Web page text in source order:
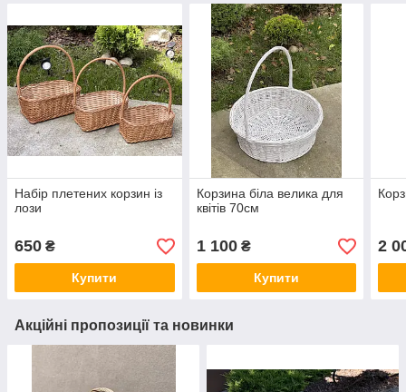
Набір плетених корзин із
лози
650 ₴
Купити
Корзина біла велика для
квітів 70см
1 100₴
Купити
2
Акційні пропозиції та новинки